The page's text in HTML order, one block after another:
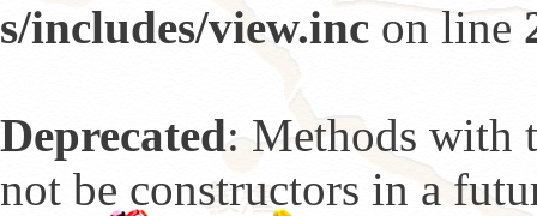
s/includes/view.inc on line
Deprecated: Methods with
not be constructors in a